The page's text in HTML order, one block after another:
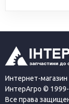
Интернет-магазин
ИнтерАгро ©
Все права